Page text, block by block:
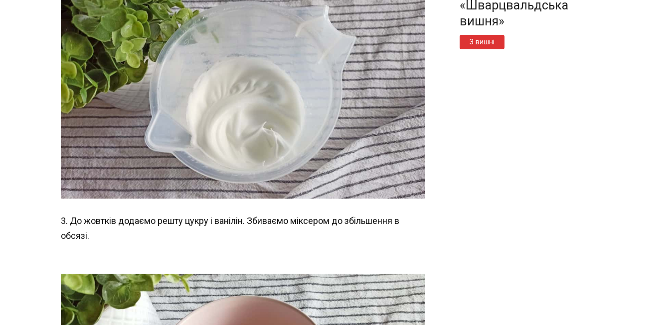
3. До жовтків додаємо решту цукру і ванілін. Збиваємо міксером до збільшення в
обсязі.
«Шварцвальдська
вишня»
З вишні